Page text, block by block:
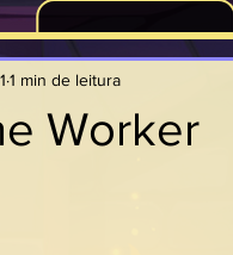
Worker
1 min de leitura